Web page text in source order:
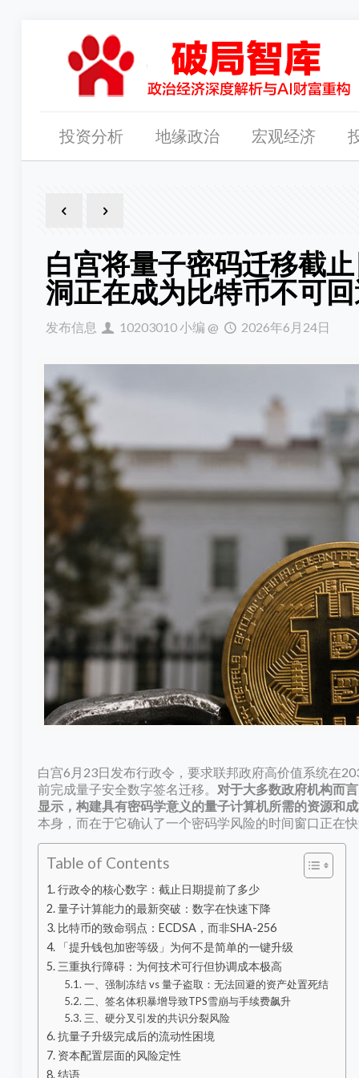
投资分析 地缘政治 宏观经济
白宫将量子密码迁移截
洞正在成为比特币不可
发布信息 10203010 小编 @ 2026年6月24日
白宫6月23日发布行政令，要求联邦政府高价值系统在
前完成量子安全数字签名迁移。 对于大多数政府机构而
显示，构建具有密码学意义的量子计算机所需的资源和
本身，而在于它确认了一个密码学风险的时间窗口正在
Table of Contents
行政令的核心数字：截止日期提前了多少
量子计算能力的最新突破：数字在快速下降
比特币的致命弱点：ECDSA，而非SHA-256
「提升钱包加密等级」为何不是简单的一键升级
三重执行障碍：为何技术可行但协调成本极高
一、强制冻结 vs 量子盗取：无法回避的资产处置死结
二、签名体积暴增导致TPS雪崩与手续费飙升
三、硬分叉引发的共识分裂风险
抗量子升级完成后的流动性困境
资本配置层面的风险定性
结语